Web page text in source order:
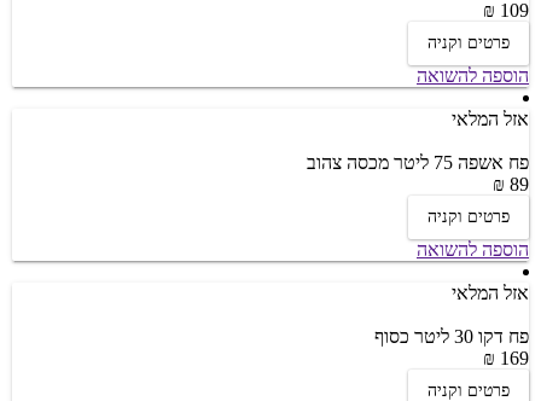
109 ₪
פרטים וקניה
הוספה להשואה
אזל המלאי
פח אשפה 75 ליטר מכסה צהוב
89 ₪
פרטים וקניה
הוספה להשואה
אזל המלאי
פח דקו 30 ליטר כסוף
169 ₪
פרטים וקניה